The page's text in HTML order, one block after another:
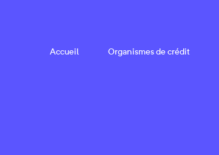
Accueil Organismes de crédit